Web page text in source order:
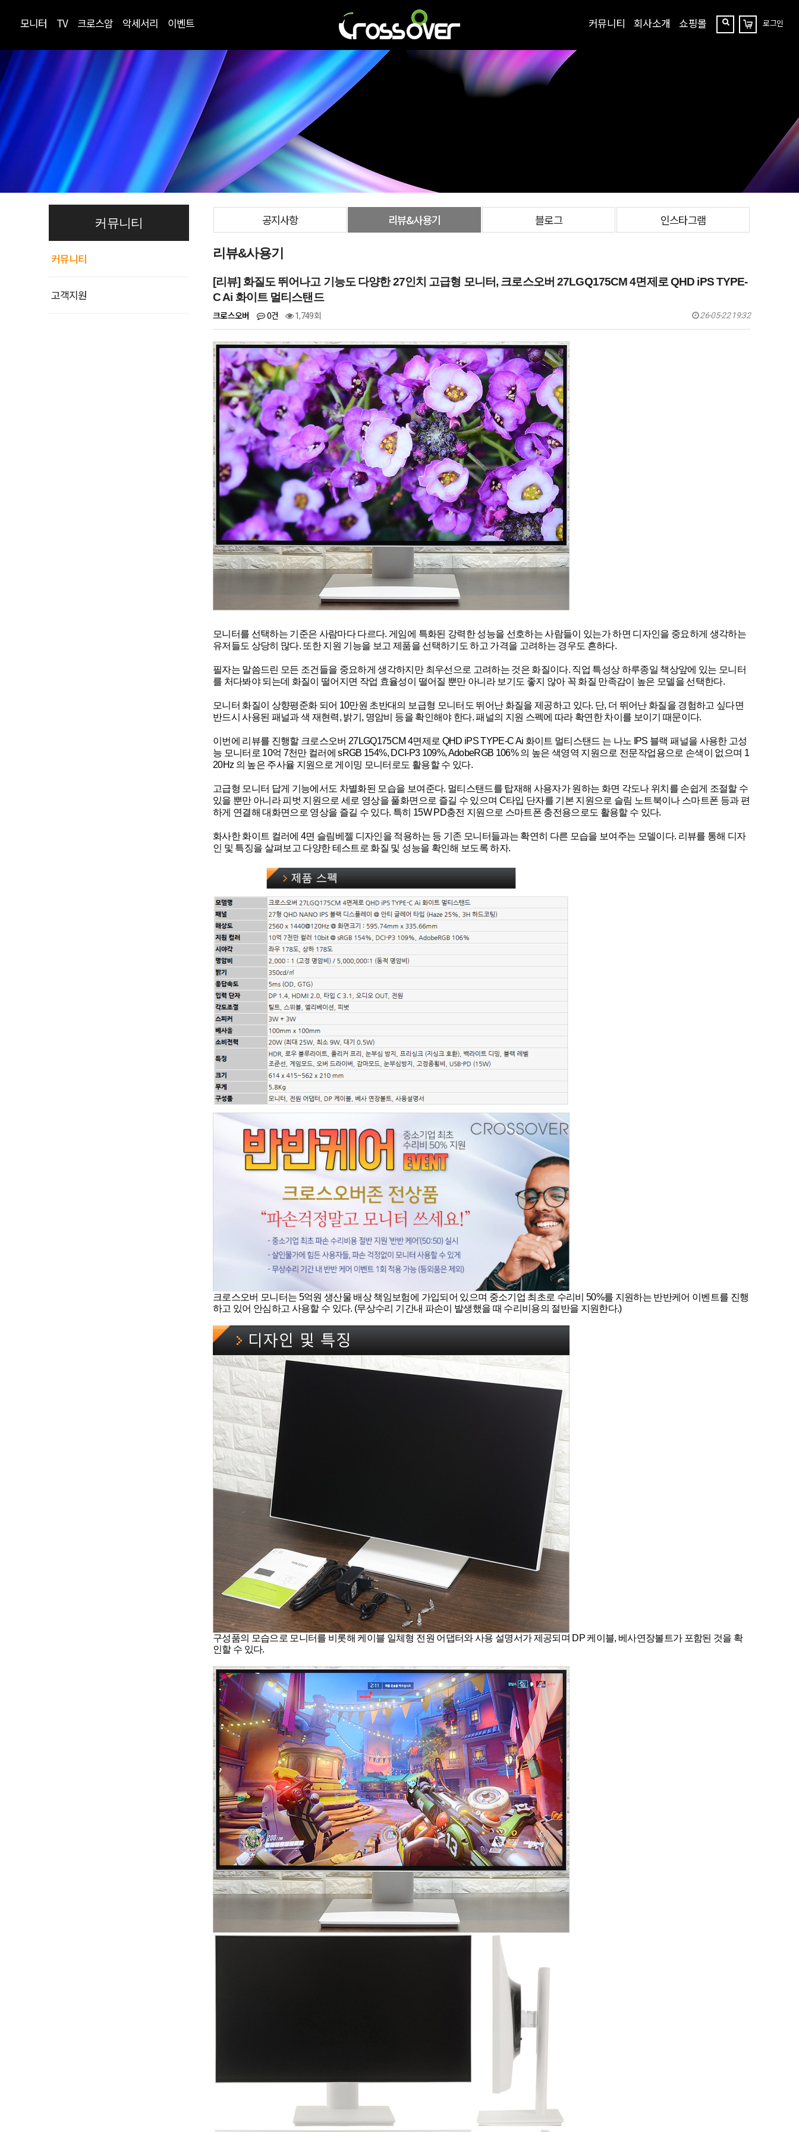
모니터 TV 크로스암 악세서리 이벤트 커뮤니티 회사소개 쇼핑몰
찾
장
바
로그인
커뮤니티
커뮤니티
고객지원
공지사항 리뷰&사용기 블로그 인스타그램
리뷰&사용기
[리뷰] 화질도 뛰어나고 기능도 다양한 27인치 고급형 모니터, 크로스오버 27LGQ175CM 4면제로 QHD iPS TYPE-
C Ai 화이트 멀티스탠드
크로스오버 0건 1,749회 26-05-22 19:32
모니터를 선택하는 기준은 사람마다 다르다. 게임에 특화된 강력한 성능을 선호하는 사람들이 있는가 하면 디자인을 중요하게 생각하는
유저들도 상당히 많다. 또한 지원 기능을 보고 제품을 선택하기도 하고 가격을 고려하는 경우도 흔하다.
필자는 말씀드린 모든 조건들을 중요하게 생각하지만 최우선으로 고려하는 것은 화질이다. 직업 특성상 하루종일 책상앞에 있는 모니터
를 처다봐야 되는데 화질이 떨어지면 작업 효율성이 떨어질 뿐만 아니라 보기도 좋지 않아 꼭 화질 만족감이 높은 모델을 선택한다.
모니터 화질이 상향평준화 되어 10만원 초반대의 보급형 모니터도 뛰어난 화질을 제공하고 있다. 단, 더 뛰어난 화질을 경험하고 싶다면
반드시 사용된 패널과 색 재현력, 밝기, 명암비 등을 확인해야 한다. 패널의 지원 스펙에 따라 확연한 차이를 보이기 때문이다.
이번에 리뷰를 진행할 크로스오버 27LGQ175CM 4면제로 QHD iPS TYPE-C Ai 화이트 멀티스탠드 는 나노 IPS 블랙 패널을 사용한 고성
능 모니터로 10억 7천만 컬러에 sRGB 154%, DCI-P3 109%, AdobeRGB 106% 의 높은 색영역 지원으로 전문작업용으로 손색이 없으며 1
20Hz 의 높은 주사율 지원으로 게이밍 모니터로도 활용할 수 있다.
고급형 모니터 답게 기능에서도 차별화된 모습을 보여준다. 멀티스탠드를 탑재해 사용자가 원하는 화면 각도나 위치를 손쉽게 조절할 수
있을 뿐만 아니라 피벗 지원으로 세로 영상을 풀화면으로 즐길 수 있으며 C타입 단자를 기본 지원으로 슬림 노트북이나 스마트폰 등과 편
하게 연결해 대화면으로 영상을 즐길 수 있다. 특히 15W PD충전 지원으로 스마트폰 충전용으로도 활용할 수 있다.
화사한 화이트 컬러에 4면 슬림베젤 디자인을 적용하는 등 기존 모니터들과는 확연히 다른 모습을 보여주는 모델이다. 리뷰를 통해 디자
인 및 특징을 살펴보고 다양한 테스트로 화질 및 성능을 확인해 보도록 하자.
크로스오버 모니터는 5억원 생산물 배상 책임보험에 가입되어 있으며 중소기업 최초로 수리비 50%를 지원하는 반반케어 이벤트를 진행
하고 있어 안심하고 사용할 수 있다. (무상수리 기간내 파손이 발생했을 때 수리비용의 절반을 지원한다.)
구성품의 모습으로 모니터를 비롯해 케이블 일체형 전원 어댑터와 사용 설명서가 제공되며 DP 케이블, 베사연장볼트가 포함된 것을 확
인할 수 있다.